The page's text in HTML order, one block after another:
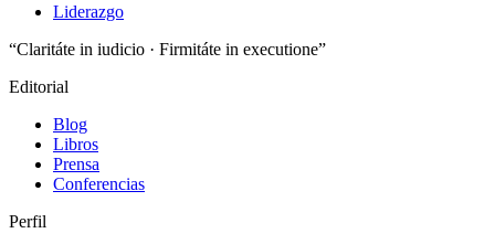
Liderazgo
“Claritáte in iudicio · Firmitáte in executione”
Editorial
Blog
Libros
Prensa
Conferencias
Perfil